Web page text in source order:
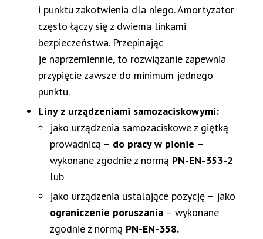
i punktu zakotwienia dla niego. Amortyzator
często łączy się z dwiema linkami
bezpieczeństwa. Przepinając
je naprzemiennie, to rozwiązanie zapewnia
przypięcie zawsze do minimum jednego
punktu.
Liny z urządzeniami samozaciskowymi:
jako urządzenia samozaciskowe z giętką
prowadnicą – do pracy w pionie –
wykonane zgodnie z normą PN-EN-353-2
lub
jako urządzenia ustalające pozycję – jako
ograniczenie poruszania – wykonane
zgodnie z normą PN-EN-358.